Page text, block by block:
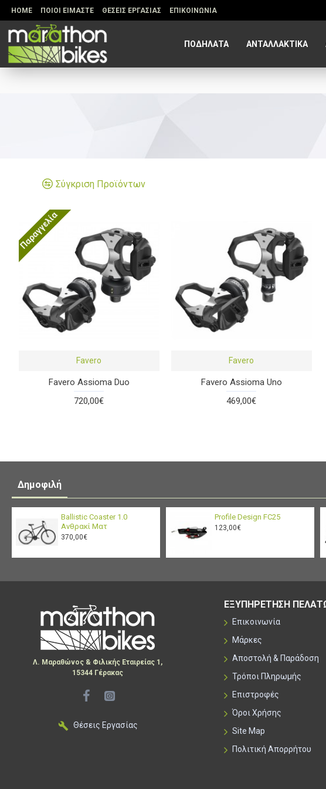
HOME ΠΟΙΟΙ ΕΙΜΑΣΤΕ ΘΕΣΕΙΣ ΕΡΓΑΣΙΑΣ ΕΠΙΚΟΙΝΩΝΙΑ
ΠΟΔΗΛΑΤΑ ΑΝΤΑΛΛΑΚΤΙΚΑ
Σύγκριση Προϊόντων
Παραγγελία
Favero
Favero Assioma Duo
720,00€
Favero
Favero Assioma Uno
469,00€
Δημοφιλή
Ballistic Coaster 1.0
Ανθρακί Ματ
370,00€
Profile Design FC25
123,00€
Λ. Μαραθώνος & Φιλικής Εταιρείας 1,
15344 Γέρακας
Θέσεις Εργασίας
ΕΞΥΠΗΡΕΤΗΣΗ
Επικοινωνία
Μάρκες
Αποστολή & Παράδοση
Τρόποι Πληρωμής
Επιστροφές
Όροι Χρήσης
Site Map
Πολιτική Απορρήτου